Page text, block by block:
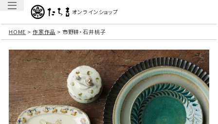
オンラインショップ
HOME 作家作品 市野耕・石井桃子